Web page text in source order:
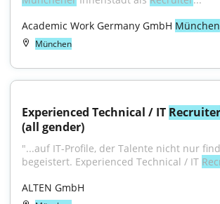
Academic Work Germany GmbH München
München
Experienced Technical / IT Recruiter
(all gender)
"...auf IT-Profile, der Talente nicht nur
begeistert. Experienced Technical / IT
ALTEN GmbH